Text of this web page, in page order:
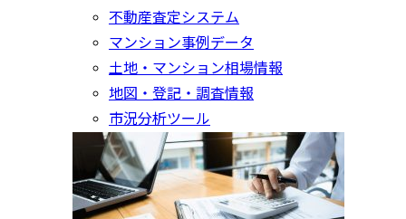
不動産査定システム
マンション事例データ
土地・マンション相場情報
地図・登記・調査情報
市況分析ツール